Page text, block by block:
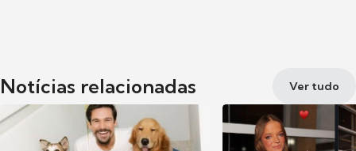
Notícias relacionadas Ver tudo